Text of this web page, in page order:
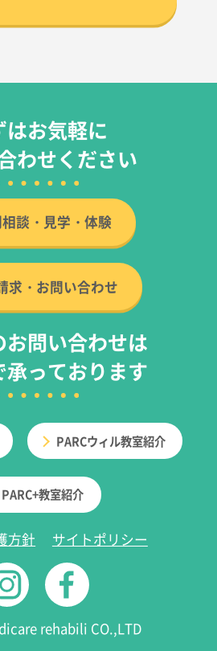
はお気軽に
わせください
談・見学・体験
求・お問い合わせ
お問い合わせは
承っております
PARCウィル教室紹介
PARC+教室紹介
方針 サイトポリシー
rehabili CO.,LTD